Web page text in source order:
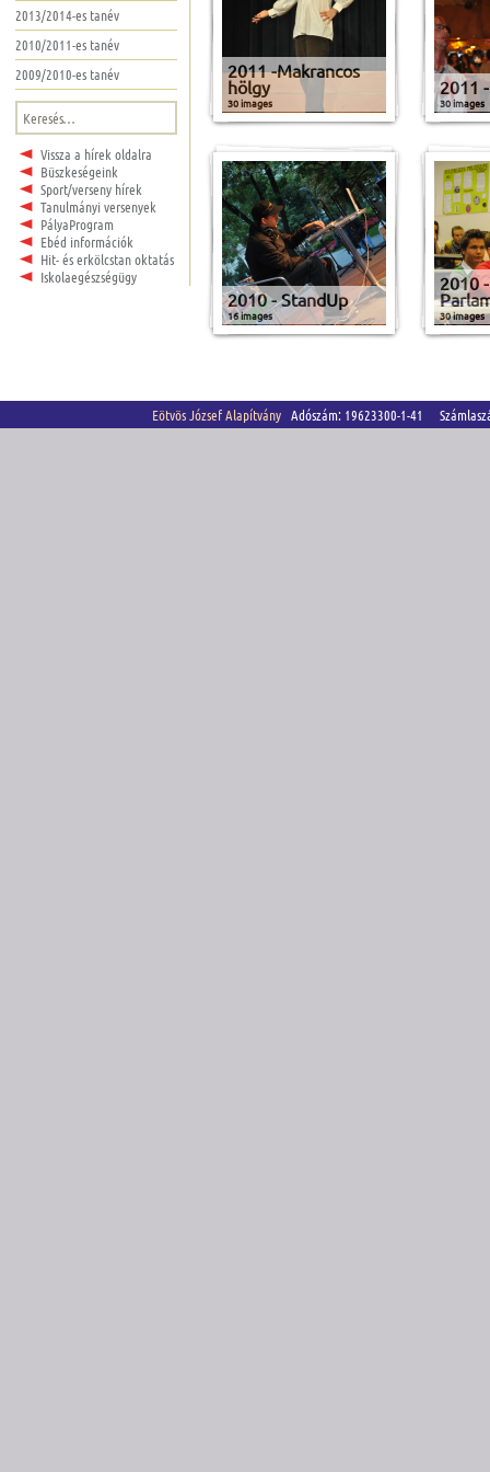
2013/2014-es tanév
2010/2011-es tanév
2009/2010-es tanév
Keresés:
Vissza a hírek oldalra
Büszkeségeink
Sport/verseny hírek
Tanulmányi versenyek
PályaProgram
Ebéd információk
Hit- és erkölcstan oktatás
Iskolaegészségügy
2011 -Makrancos
hölgy
30 images
2011
30 images
2010 - StandUp
16 images
2010
30 images
Eötvös József Alapítvány Adószám: 19623300-1-41